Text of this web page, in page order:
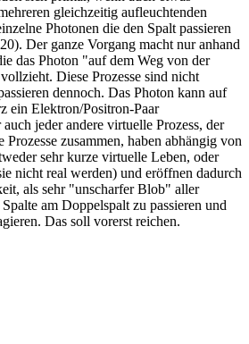
gleichzeitig aufleuchtenden
Photonen die den Spalt passieren
Der ganze Vorgang macht nur anhand
das Photon "auf dem Weg von der
Diese Prozesse sind nicht
dennoch. Das Photon kann auf
ein Elektron/Positron-Paar
jeder andere virtuelle Prozess, der
zusammen, haben abhängig von
sehr kurze virtuelle Leben, oder
nicht real werden) und eröffnen dadurch
als sehr "unscharfer Blob" aller
am Doppelspalt zu passieren und
Das soll vorerst reichen.